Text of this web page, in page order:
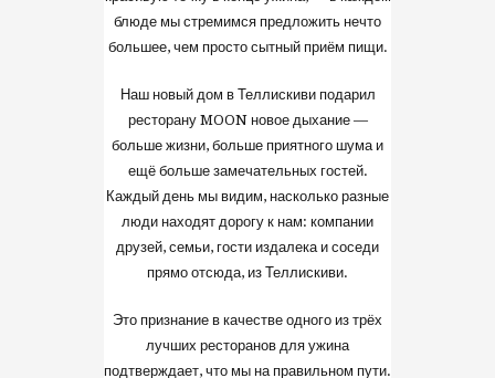
блюде мы стремимся предложить нечто
большее, чем просто сытный приём пищи.
Наш новый дом в Теллискиви подарил
ресторану MOON новое дыхание —
больше жизни, больше приятного шума и
ещё больше замечательных гостей.
Каждый день мы видим, насколько разные
люди находят дорогу к нам: компании
друзей, семьи, гости издалека и соседи
прямо отсюда, из Теллискиви.
Это признание в качестве одного из трёх
лучших ресторанов для ужина
подтверждает, что мы на правильном пути.